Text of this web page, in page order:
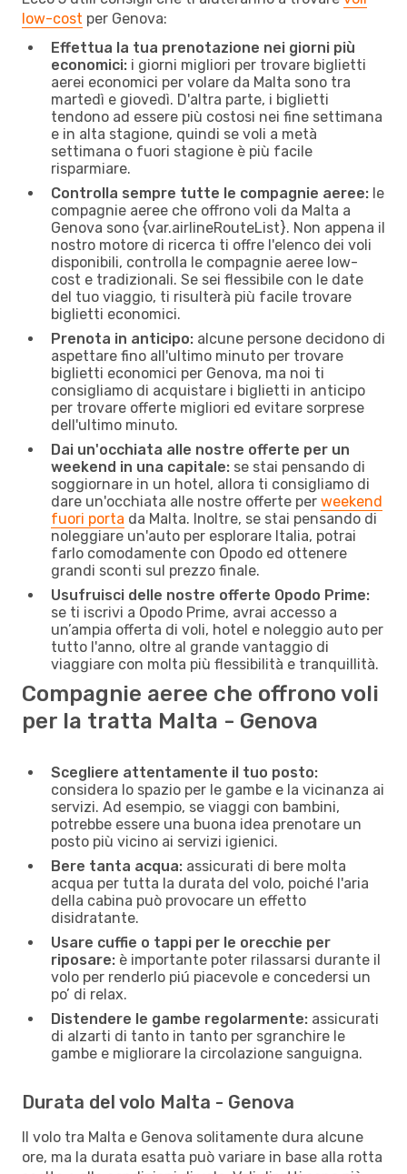
low-cost per Genova:
Effettua la tua prenotazione nei giorni più
economici: i giorni migliori per trovare biglietti
aerei economici per volare da Malta sono tra
martedì e giovedì. D'altra parte, i biglietti
tendono ad essere più costosi nei fine settimana
e in alta stagione, quindi se voli a metà
settimana o fuori stagione è più facile
risparmiare.
Controlla sempre tutte le compagnie aeree: le
compagnie aeree che offrono voli da Malta a
Genova sono {​var.airlineRouteList}. Non appena il
nostro motore di ricerca ti offre l'elenco dei voli
disponibili, controlla le compagnie aeree low-
cost e tradizionali. Se sei flessibile con le date
del tuo viaggio, ti risulterà più facile trovare
biglietti economici.
Prenota in anticipo: alcune persone decidono di
aspettare fino all'ultimo minuto per trovare
biglietti economici per Genova, ma noi ti
consigliamo di acquistare i biglietti in anticipo
per trovare offerte migliori ed evitare sorprese
dell'ultimo minuto.
Dai un'occhiata alle nostre offerte per un
weekend in una capitale: se stai pensando di
soggiornare in un hotel, allora ti consigliamo di
dare un'occhiata alle nostre offerte per weekend
fuori porta da Malta. Inoltre, se stai pensando di
noleggiare un'auto per esplorare Italia, potrai
farlo comodamente con Opodo ed ottenere
grandi sconti sul prezzo finale.
Usufruisci delle nostre offerte Opodo Prime:
se ti iscrivi a Opodo Prime, avrai accesso a
un’ampia offerta di voli, hotel e noleggio auto per
tutto l'anno, oltre al grande vantaggio di
viaggiare con molta più flessibilità e tranquillità.
Compagnie aeree che offrono voli
per la tratta Malta - Genova
Scegliere attentamente il tuo posto:
considera lo spazio per le gambe e la vicinanza ai
servizi. Ad esempio, se viaggi con bambini,
potrebbe essere una buona idea prenotare un
posto più vicino ai servizi igienici.
Bere tanta acqua: assicurati di bere molta
acqua per tutta la durata del volo, poiché l'aria
della cabina può provocare un effetto
disidratante.
Usare cuffie o tappi per le orecchie per
riposare: è importante poter rilassarsi durante il
volo per renderlo piú piacevole e concedersi un
po’ di relax.
Distendere le gambe regolarmente: assicurati
di alzarti di tanto in tanto per sgranchire le
gambe e migliorare la circolazione sanguigna.
Durata del volo Malta - Genova
Il volo tra Malta e Genova solitamente dura alcune
ore, ma la durata esatta può variare in base alla rotta